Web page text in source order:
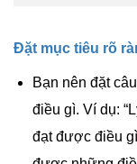
Đặt mục tiêu rõ
Bạn nên đặt
điều gì. Ví dụ:
đạt được điều